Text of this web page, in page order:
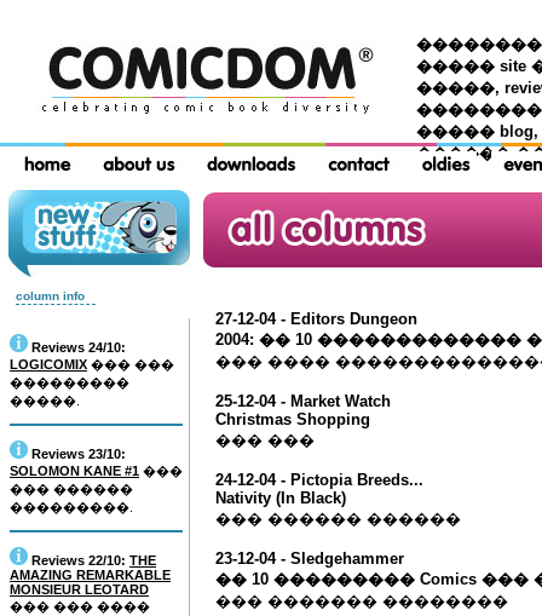
���������
����� site
�����,
����� blog,
������
column info
Reviews 24/10:
LOGICOMIX ��� ���
���������
�����.
Reviews 23/10:
SOLOMON KANE #1 ���
��� ������
���������.
Reviews 22/10: THE
AMAZING REMARKABLE
MONSIEUR LEOTARD
��� ��� ����
27-12-04 - Editors Dungeon
2004: �� 10 �������������
��� ����
25-12-04 - Market Watch
Christmas Shopping
��� ���
24-12-04 - Pictopia Breeds...
Nativity (In Black)
��� ������ ������
23-12-04 - Sledgehammer
�� 10 ��������� Comics
��� ������� ��������